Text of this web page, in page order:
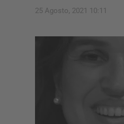
25 Agosto, 2021 10:11